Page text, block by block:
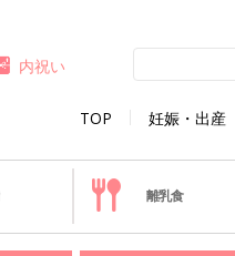
TOP 妊娠・出産
内祝い
離乳食